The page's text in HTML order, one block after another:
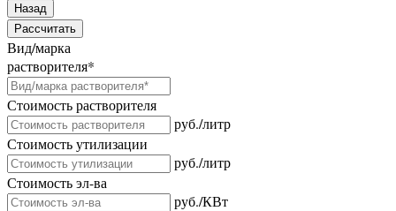
Назад
Рассчитать
Вид/марка
растворителя*
Стоимость растворителя
руб./литр
Стоимость утилизации
руб./литр
Стоимость эл-ва
руб./КВт